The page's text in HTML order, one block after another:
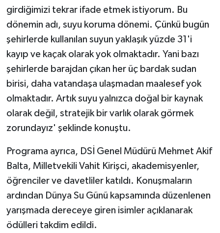
girdiğimizi tekrar ifade etmek istiyorum. Bu
dönemin adı, suyu koruma dönemi. Çünkü bugün
şehirlerde kullanılan suyun yaklaşık yüzde 31'i
kayıp ve kaçak olarak yok olmaktadır. Yani bazı
şehirlerde barajdan çıkan her üç bardak sudan
birisi, daha vatandaşa ulaşmadan maalesef yok
olmaktadır. Artık suyu yalnızca doğal bir kaynak
olarak değil, stratejik bir varlık olarak görmek
zorundayız' şeklinde konuştu.
Programa ayrıca, DSİ Genel Müdürü Mehmet Akif
Balta, Milletvekili Vahit Kirişci, akademisyenler,
öğrenciler ve davetliler katıldı. Konuşmaların
ardından Dünya Su Günü kapsamında düzenlenen
yarışmada dereceye giren isimler açıklanarak
ödülleri takdim edildi.